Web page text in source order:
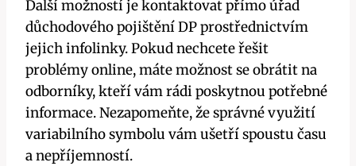
Další možností je kontaktovat přímo úřad
důchodového pojištění DP prostřednictvím
jejich infolinky. Pokud nechcete řešit
problémy online, máte možnost se obrátit na
odborníky, kteří vám rádi poskytnou potřebné
informace. Nezapomeňte, že správné využití
variabilního symbolu vám ušetří spoustu času
a nepříjemností.